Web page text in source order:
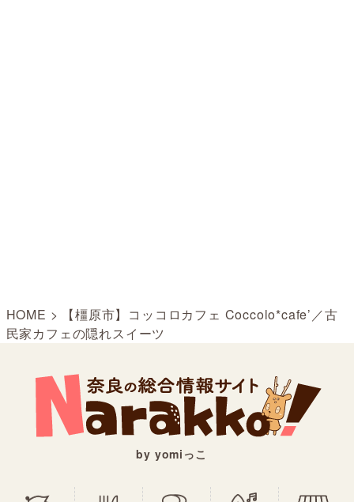
HOME >
【橿原市】コッコロカフェ Coccolo*cafe’／古
民家カフェの隠れスイーツ
by yomiっこ